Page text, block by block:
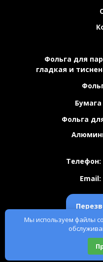
Телефон:
Email:
Фольга для
гладкая и
Фольга
Мы используем файлы